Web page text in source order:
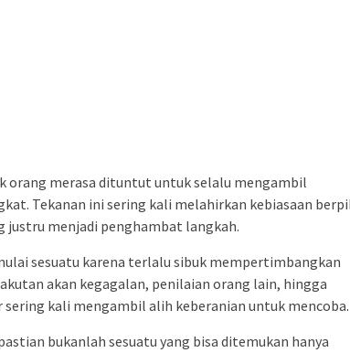
orang merasa dituntut untuk selalu mengambil
Tekanan ini sering kali melahirkan kebiasaan
justru menjadi penghambat langkah.
sesuatu karena terlalu sibuk mempertimbangkan
akan kegagalan, penilaian orang lain, hingga
kali mengambil alih keberanian untuk mencoba.
bukanlah sesuatu yang bisa ditemukan hanya